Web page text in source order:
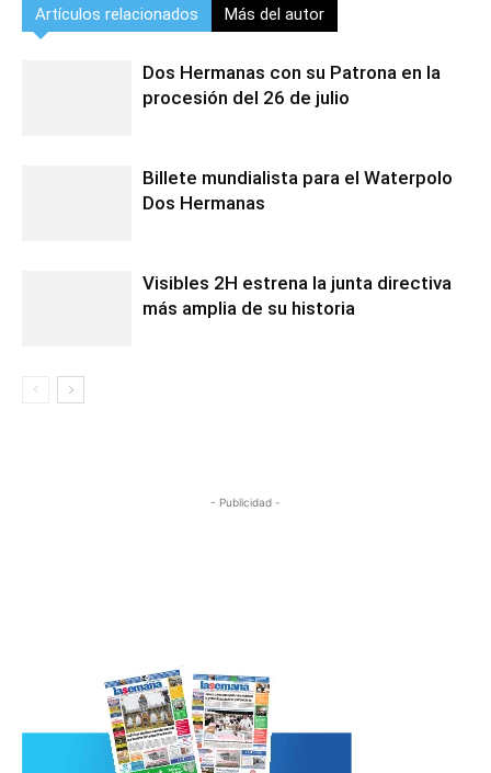
Artículos relacionados Más del autor
Dos Hermanas con su Patrona en la
procesión del 26 de julio
Billete mundialista para el Waterpolo
Dos Hermanas
Visibles 2H estrena la junta directiva
más amplia de su historia
- Publicidad -